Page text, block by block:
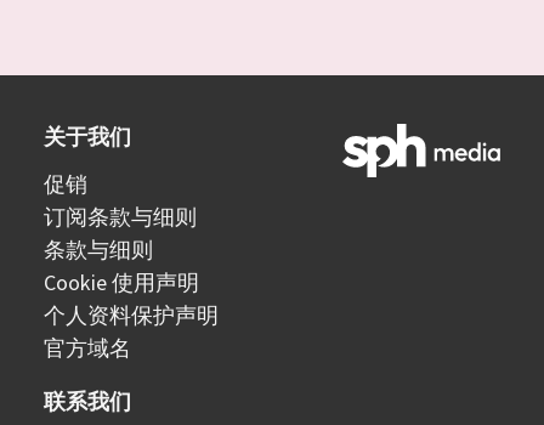
关于我们
促销
订阅条款与细则
条款与细则
Cookie 使用声明
个人资料保护声明
官方域名
联系我们